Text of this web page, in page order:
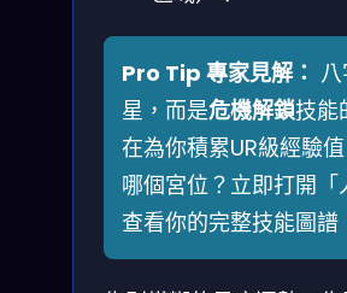
Pro Tip 專家見解：
星，而是危機解鎖技能
在為你積累UR級經驗
哪個宮位？立即打開
查看你的完整技能圖譜